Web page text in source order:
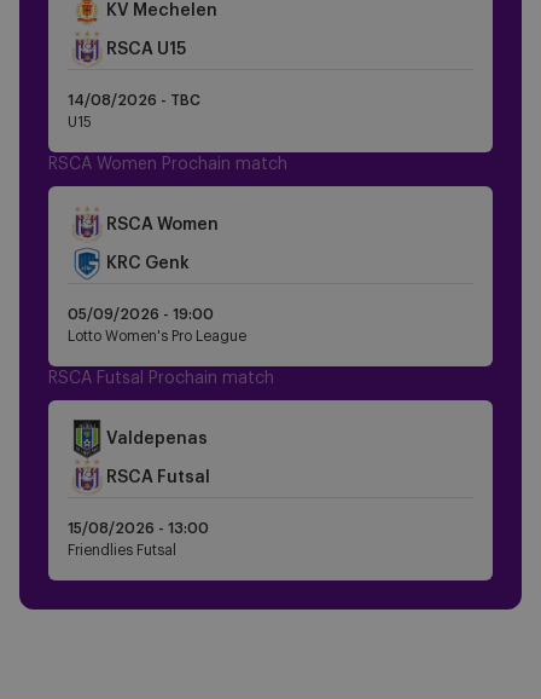
KV Mechelen
Crest
Dark
RSCA U15
14/08/2026 - TBC
U15
RSCA Women Prochain match
Crest
Dark
RSCA Women
KRC Genk
05/09/2026 - 19:00
Lotto Women's Pro League
RSCA Futsal Prochain match
Crest
Dark
Valdepenas
Crest
Dark
RSCA Futsal
15/08/2026 - 13:00
Friendlies Futsal